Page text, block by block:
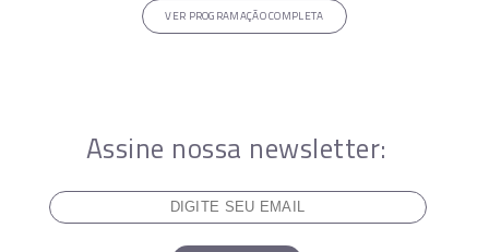
VER PROGRAMAÇÃO COMPLETA
Assine nossa newsletter: